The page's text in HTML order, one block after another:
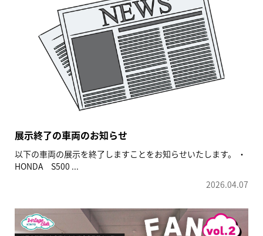
展示終了の車両のお知らせ
以下の車両の展示を終了しますことをお知らせいたします。 ・
HONDA S500 ...
2026.04.07